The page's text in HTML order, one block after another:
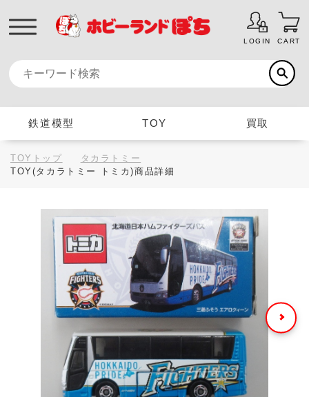
LOGIN CART
鉄道模型 TOY 買取
TOYトップ
タカラトミー
TOY(タカラトミー トミカ)商品詳細